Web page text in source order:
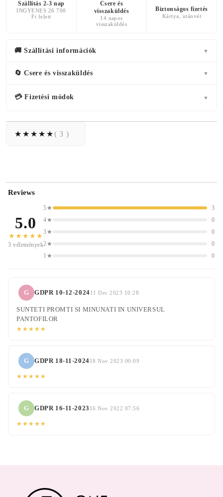
Szállítás 2-3 nap
INGYENES 26 700
Ft felett
Csere és
visszaküldés
14 napos
visszaküldés
Biztonságos fizetés
Kártya, utánvét
🚚 Szállítási információk ▼
🔄 Csere és visszaküldés ▼
💳 Fizetési módok ▼
( 3 )
Reviews
5.0
★★★★★
3 vélemények
5★
3
4★
0
3★
0
2★
0
1★
0
G GDPR 10-12-202411 Dec 2023 10:28
SUNTETI PROMTI SI MINUNATI IN UNIVERSUL
PANTOFILOR
★★★★★
G GDPR 18-11-202418 Nov 2023 00:09
★★★★★
G GDPR 16-11-2023 16 Nov 2022 07:56
★★★★★